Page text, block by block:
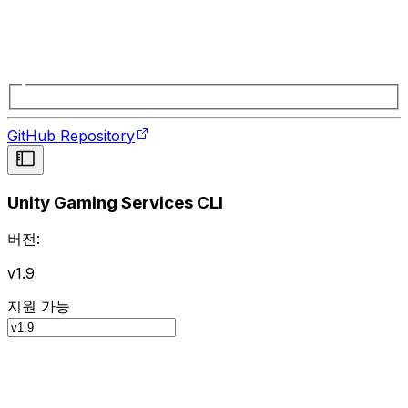
GitHub Repository
Unity Gaming Services CLI
버전:
v1.9
지원 가능